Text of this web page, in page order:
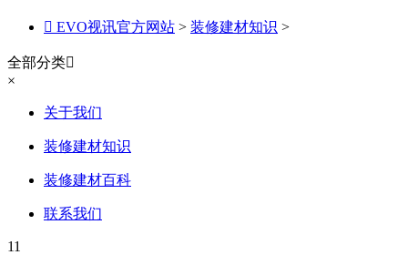
 EVO视讯官方网站 > 装修建材知识 >
全部分类
×
关于我们
装修建材知识
装修建材百科
联系我们
11